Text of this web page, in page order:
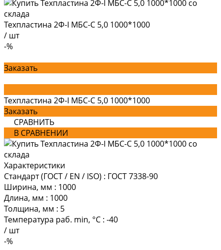
Техпластина 2Ф-I МБС-С 5,0 1000*1000
/ шт
-%
Заказать
Техпластина 2Ф-I МБС-С 5,0 1000*1000
Заказать
СРАВНИТЬ
В СРАВНЕНИИ
Характеристики
Стандарт (ГОСТ / EN / ISO) : ГОСТ 7338-90
Ширина, мм : 1000
Длина, мм : 1000
Толщина, мм : 5
Температура раб. min, °C : -40
/ шт
-%